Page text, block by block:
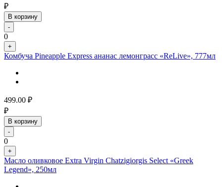
₽
В корзину
-
0
+
Комбуча Pineapple Express ананас лемонграсс «ReLive», 777мл
499.00 ₽
₽
В корзину
-
0
+
Масло оливковое Extra Virgin Chatzigiorgis Select «Greek
Legend», 250мл